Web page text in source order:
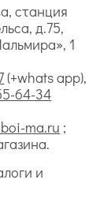
станция
д.75,
1
(+whats app),
64-34
ma.ru ;
и